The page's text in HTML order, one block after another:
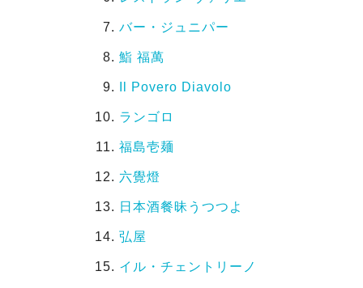
バー・ジュニパー
鮨 福萬
Il Povero Diavolo
ランゴロ
福島壱麺
六覺燈
日本酒餐昧うつつよ
弘屋
イル・チェントリーノ